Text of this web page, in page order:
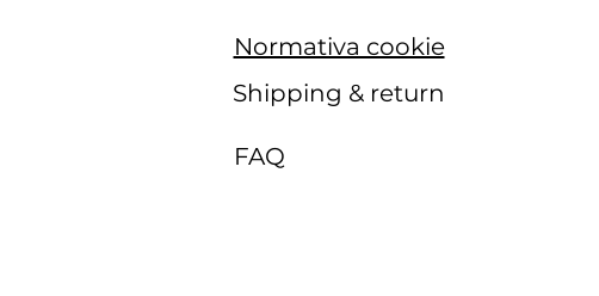
Normativa cookie
Shipping & return
FAQ